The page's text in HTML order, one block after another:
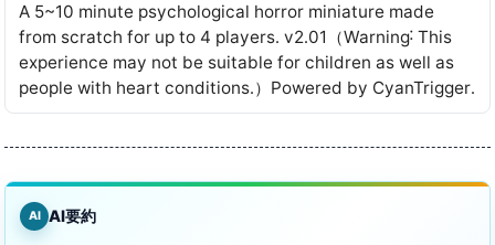
A 5~10 minute psychological horror miniature made
from scratch for up to 4 players․ v2․01（Warning˸ This
experience may not be suitable for children as well as
people with heart conditions․）Powered by CyanTrigger․
AI AI要約